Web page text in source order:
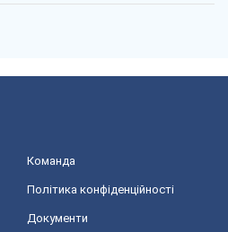
Команда
Політика конфіденційності
Документи